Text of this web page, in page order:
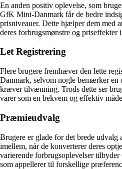
En anden positiv oplevelse, som
GfK Mini-Danmark får de bedre
prisniveauer. Dette hjælper dem med
deres forbrugsmønstre og priseffekter
Let Registrering
Flere brugere fremhæver den lette
Danmark, selvom nogle bemærker en
kræver tilvænning. Trods dette ser
varer som en bekvem og effektiv
Præmieudvalg
Brugere er glade for det brede
imellem, når de konverterer deres
varierende forbrugsoplevelser
som appellerer til forskellige